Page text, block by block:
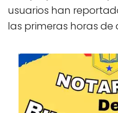
usuarios han
las primeras horas de